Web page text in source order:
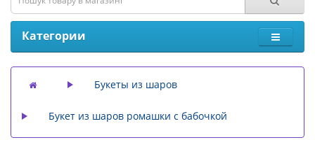
Категории
Букеты из шаров
Букет из шаров ромашки с бабочкой